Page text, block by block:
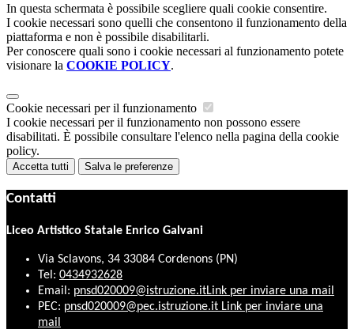
In questa schermata è possibile scegliere quali cookie consentire.
I cookie necessari sono quelli che consentono il funzionamento della
piattaforma e non è possibile disabilitarli.
Per conoscere quali sono i cookie necessari al funzionamento potete
visionare la COOKIE POLICY.
Cookie necessari per il funzionamento
I cookie necessari per il funzionamento non possono essere
disabilitati. È possibile consultare l'elenco nella pagina della cookie
policy.
Accetta tutti Salva le preferenze
Contatti
Liceo Artistico Statale Enrico Galvani
Via Sclavons, 34 33084 Cordenons (PN)
Tel: 0434932628
Email: pnsd020009@istruzione.itLink per inviare una mail
PEC: pnsd020009@pec.istruzione.it Link per inviare una
mail